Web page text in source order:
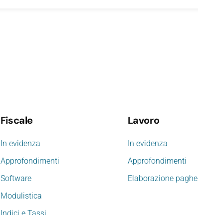
Fiscale
In evidenza
Approfondimenti
Software
Modulistica
Lavoro
In evidenza
Approfondimenti
Elaborazione paghe